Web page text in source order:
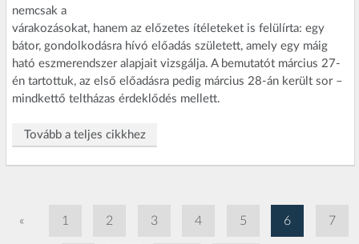
nemcsak a
várakozásokat, hanem az előzetes ítéleteket is felülírta: egy
bátor, gondolkodásra hívó előadás született, amely egy máig
ható eszmerendszer alapjait vizsgálja. A bemutatót március 27-
én tartottuk, az első előadásra pedig március 28-án került sor –
mindkettő teltházas érdeklődés mellett.
Tovább a teljes cikkhez
« 1 2 3 4 5 6 7